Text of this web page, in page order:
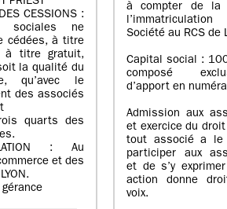
CESSIONS :
sociales ne
cédées, à titre
à titre gratuit,
la qualité du
qu’avec le
des associés
quarts des
: Au
et des
à compter de la
Société au RCS de
Capital social :
composé
d’apport en
Admission aux
et exercice du droit
tout associé a le
participer aux
et de s’y exprimer
action donne
voix.